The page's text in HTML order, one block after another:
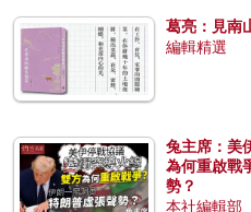
葛亮：見南
編輯精選
兔主席：美
為何重啟戰
勢？
本社編輯部